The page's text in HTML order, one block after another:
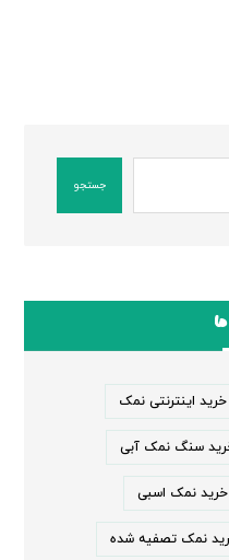
جستجو
خرید اینترنتی نمک
سنگ نمک آبی
خرید نمک اسبی
نمک تصفیه شده